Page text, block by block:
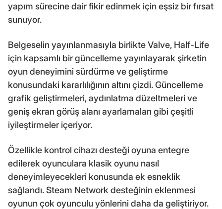
yapım sürecine dair fikir edinmek için eşsiz bir fırsat
sunuyor.
Belgeselin yayınlanmasıyla birlikte Valve, Half-Life
için kapsamlı bir güncelleme yayınlayarak şirketin
oyun deneyimini sürdürme ve geliştirme
konusundaki kararlılığının altını çizdi. Güncelleme
grafik geliştirmeleri, aydınlatma düzeltmeleri ve
geniş ekran görüş alanı ayarlamaları gibi çeşitli
iyileştirmeler içeriyor.
Özellikle kontrol cihazı desteği oyuna entegre
edilerek oyunculara klasik oyunu nasıl
deneyimleyecekleri konusunda ek esneklik
sağlandı. Steam Network desteğinin eklenmesi
oyunun çok oyunculu yönlerini daha da geliştiriyor.